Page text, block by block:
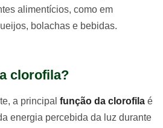
alimentícios, como em
bolachas e bebidas.
clorofila?
a principal função da clorofila é
energia percebida da luz durante